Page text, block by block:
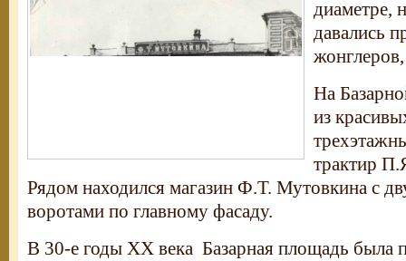
диаметре,
давались
На
из
трактир
Рядом находился магазин Ф.Т. Мутовкина с
воротами по главному фасаду.
В 30-е годы XX века Базарная площадь была